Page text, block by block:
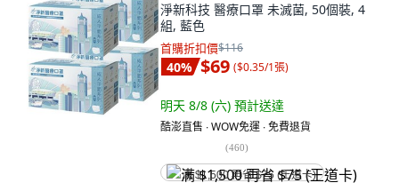
淨新科技 醫療口罩 未滅菌, 50個裝, 4
組, 藍色
首購折扣價$116
40% $69 ($0.35/1張)
明天 8/8 (六) 預計送達
酷澎直售 ∙ WOW免運 ∙ 免費退貨
(460)
满 $1,500 再省 $75 (王道卡)